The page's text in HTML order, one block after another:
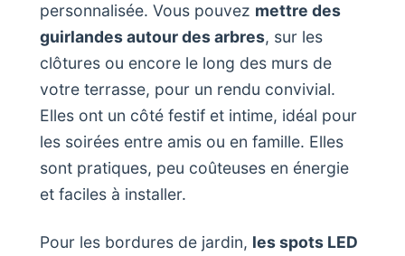
personnalisée. Vous pouvez mettre des
guirlandes autour des arbres, sur les
clôtures ou encore le long des murs de
votre terrasse, pour un rendu convivial.
Elles ont un côté festif et intime, idéal pour
les soirées entre amis ou en famille. Elles
sont pratiques, peu coûteuses en énergie
et faciles à installer.
Pour les bordures de jardin, les spots LED